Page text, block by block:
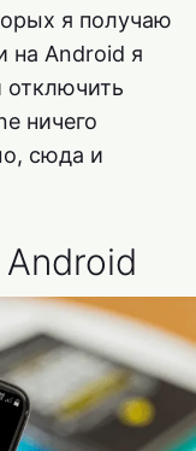
я получаю
на Android я
отключить
ничего
сюда и